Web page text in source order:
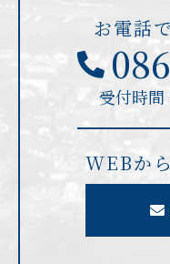
お電話
受付時
WEBか